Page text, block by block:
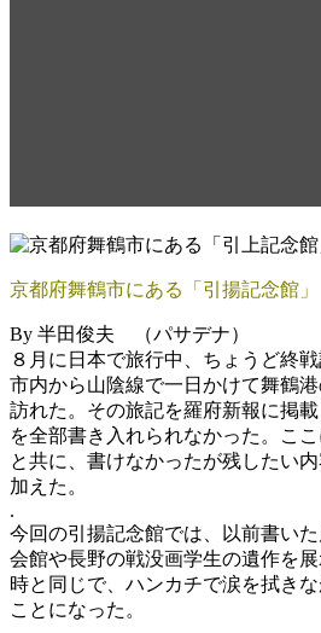
京都府舞鶴市にある「引揚記念館」
By 半田俊夫 （パサデナ）
８月に日本で旅行中、ちょうど終
市内から山陰線で一日かけて舞鶴
訪れた。その旅記を羅府新報に掲
を全部書き入れられなかった。こ
と共に、書けなかったが残したい
加えた。
.
今回の引揚記念館では、以前書い
会館や長野の戦没画学生の遺作を
時と同じで、ハンカチで涙を拭き
ことになった。